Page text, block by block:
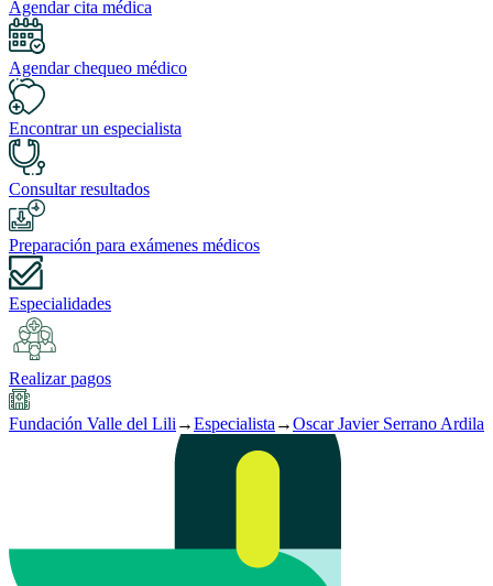
Agendar cita médica
Agendar chequeo médico
Encontrar un especialista
Consultar resultados
Preparación para exámenes médicos
Especialidades
Realizar pagos
Fundación Valle del Lili →Especialista →Oscar Javier Serrano Ardila